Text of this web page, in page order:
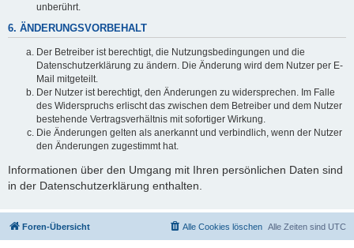
unberührt.
6. ÄNDERUNGSVORBEHALT
Der Betreiber ist berechtigt, die Nutzungsbedingungen und die
Datenschutzerklärung zu ändern. Die Änderung wird dem Nutzer per E-
Mail mitgeteilt.
Der Nutzer ist berechtigt, den Änderungen zu widersprechen. Im Falle
des Widerspruchs erlischt das zwischen dem Betreiber und dem Nutzer
bestehende Vertragsverhältnis mit sofortiger Wirkung.
Die Änderungen gelten als anerkannt und verbindlich, wenn der Nutzer
den Änderungen zugestimmt hat.
Informationen über den Umgang mit Ihren persönlichen Daten sind
in der Datenschutzerklärung enthalten.
Foren-Übersicht Alle Zeiten sind UTC
Alle Cookies löschen